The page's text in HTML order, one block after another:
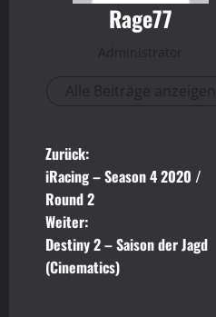
Rage77
Administrator
Alle Beiträge anzeigen
B
e
i
t
Zurück:
iRacing – Season 4 2020 /
Round 2
Weiter:
Destiny 2 – Saison der Jagd
(Cinematics)